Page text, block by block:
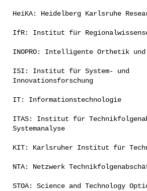
HeiKA: Heidelberg Karlsruhe
IfR: Institut für
INOPRO: Intelligente Orthetik
ISI: Institut für System- und
Innovationsforschung
IT: Informationstechnologie
ITAS: Institut für
Systemanalyse
KIT: Karlsruher Institut für
NTA: Netzwerk
STOA: Science and Technology